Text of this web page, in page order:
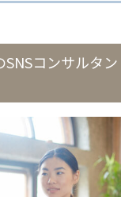
SNSコンサルタ